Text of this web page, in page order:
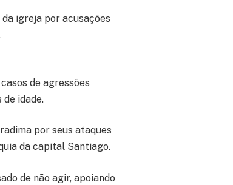
igreja por acusações
de agressões
idade.
por seus ataques
da capital Santiago.
de não agir, apoiando